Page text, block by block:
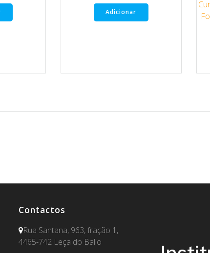
Adicionar
Contactos
Rua Santana, 963, fração 1,
4465-742 Leça do Balio